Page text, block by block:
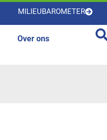
MILIEUBAROMETER
Over ons